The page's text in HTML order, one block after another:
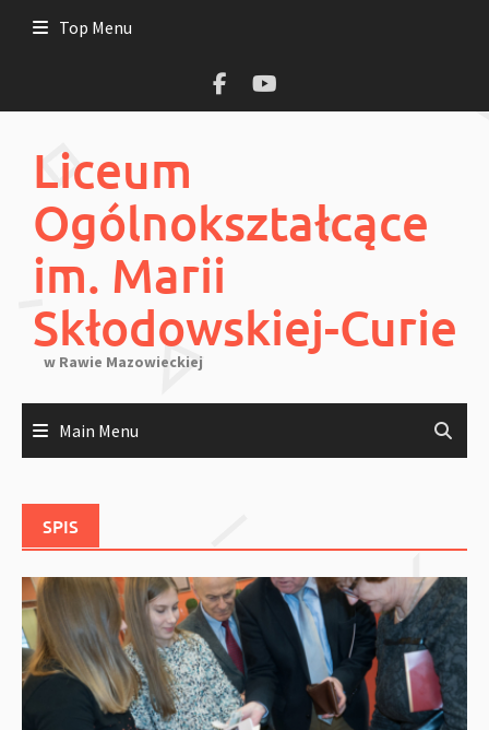
Top Menu
Liceum
Ogólnokształcące
im. Marii
Skłodowskiej-Curie
w Rawie Mazowieckiej
Main Menu
SPIS